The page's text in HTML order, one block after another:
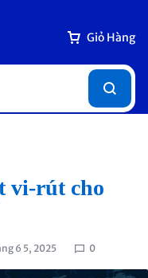
Giỏ Hàng
vi-rút cho
6 5, 2025 0